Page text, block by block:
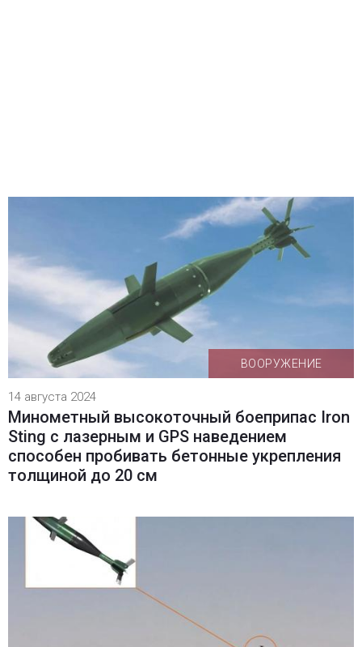
ВООРУЖЕНИЕ
14 августа 2024
Минометный высокоточный боеприпас Iron
Sting с лазерным и GPS наведением
способен пробивать бетонные укрепления
толщиной до 20 см